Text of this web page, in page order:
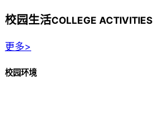
校园生活COLLEGE ACTIVITIES
更多>
校园环境